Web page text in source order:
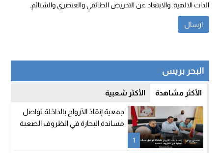
الذات الالهية. والابتعاد عن التحريض الطائفي والعنصري والشتائم.
البحر بريس
الأكثر مشاهدة الأكثر شعبية
1
جمعية إنقاذ الأرواح بالداخلة تواصل
مساندة البحارة في الظروف الصعبة